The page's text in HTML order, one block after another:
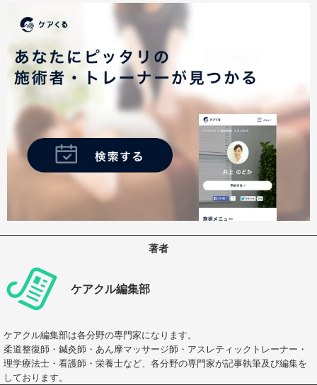
著者
ケアクル編集部
ケアクル編集部は各分野の専門家になります。
柔道整復師・鍼灸師・あん摩マッサージ師・アスレティックトレーナー・
理学療法士・看護師・栄養士など、各分野の専門家が記事執筆及び編集を
しております。